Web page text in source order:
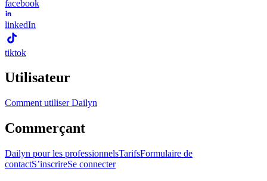
facebook
linkedIn
tiktok
Utilisateur
Comment utiliser Dailyn
Commerçant
Dailyn pour les professionnelsTarifsFormulaire de
contactS’inscrireSe connecter